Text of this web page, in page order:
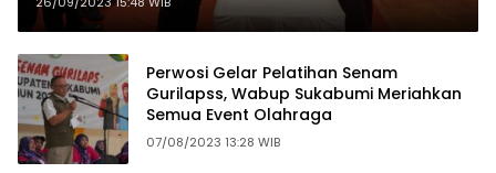
Perwosi Gelar Pelatihan Senam
Gurilapss, Wabup Sukabumi Meriahkan
Semua Event Olahraga
07/08/2023 13:28 WIB